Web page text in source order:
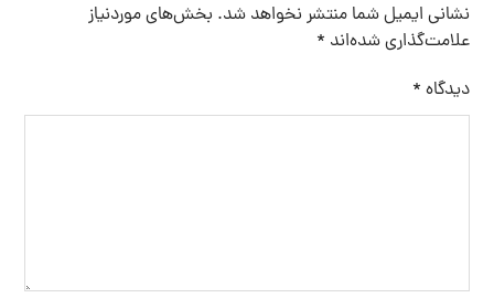
نشانی ایمیل شما منتشر نخواهد شد. بخش‌های موردنیاز
علامت‌گذاری شده‌اند *
دیدگاه *